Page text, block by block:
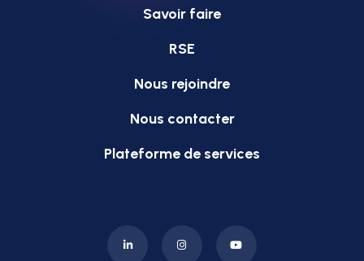
Savoir faire
RSE
Nous rejoindre
Nous contacter
Plateforme de services